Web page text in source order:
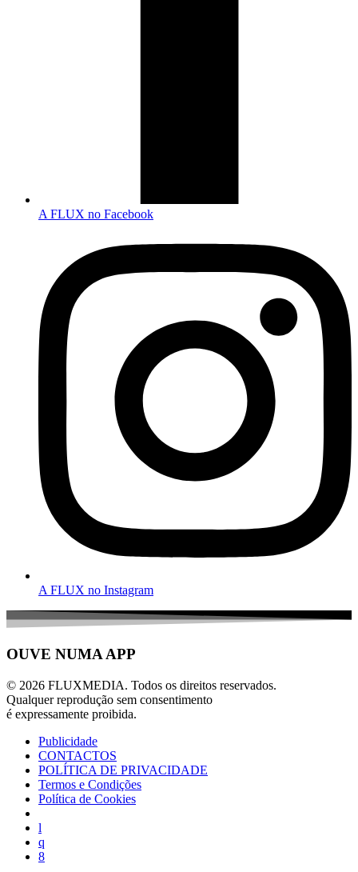
A FLUX no Facebook
A FLUX no Instagram
OUVE NUMA APP
© 2026 FLUXMEDIA. Todos os direitos reservados.
Qualquer reprodução sem consentimento
é expressamente proibida.
Publicidade
CONTACTOS
POLÍTICA DE PRIVACIDADE
Termos e Condições
Política de Cookies